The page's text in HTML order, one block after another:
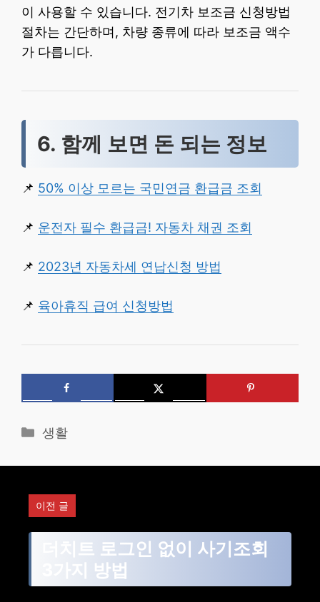
이 사용할 수 있습니다. 전기차 보조금 신청방법
절차는 간단하며, 차량 종류에 따라 보조금 액수
가 다릅니다.
6. 함께 보면 돈 되는 정보
📌 50% 이상 모르는 국민연금 환급금 조회
📌 운전자 필수 환급금! 자동차 채권 조회
📌 2023년 자동차세 연납신청 방법
📌 육아휴직 급여 신청방법
카
고
생활
이전 글
더치트 로그인 없이 사기조회
3가지 방법